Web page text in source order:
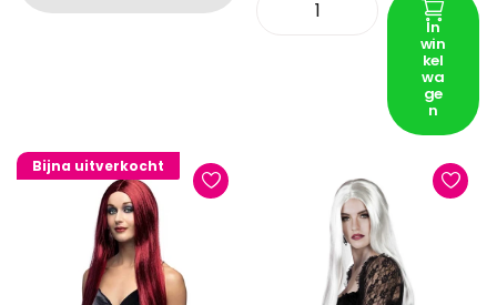
In
win
kel
wa
ge
n
Bijna uitverkocht